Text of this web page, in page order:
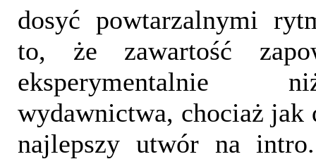
dosyć powtarzalnymi
to, że zawartość
eksperymentalnie
wydawnictwa, chociaż jak
najlepszy utwór na